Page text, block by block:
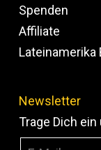
Spenden
Affiliate
Lateinamerika
Newsletter
Trage Dich